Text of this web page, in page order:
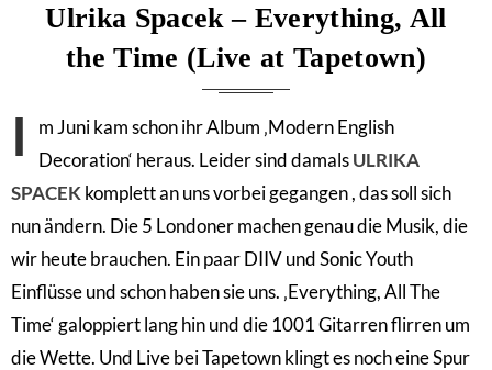
Ulrika Spacek – Everything, All
the Time (Live at Tapetown)
I
m Juni kam schon ihr Album ‚Modern English
Decoration‘ heraus. Leider sind damalsULRIKA
SPACEK komplett an uns vorbei gegangen , das soll sich
nun ändern. Die 5 Londoner machen genau die Musik, die
wir heute brauchen. Ein paar DIIV und Sonic Youth
Einflüsse und schon haben sie uns. ‚Everything, All The
Time‘ galoppiert lang hin und die 1001 Gitarren flirren um
die Wette. Und Live bei Tapetown klingt es noch eine Spur